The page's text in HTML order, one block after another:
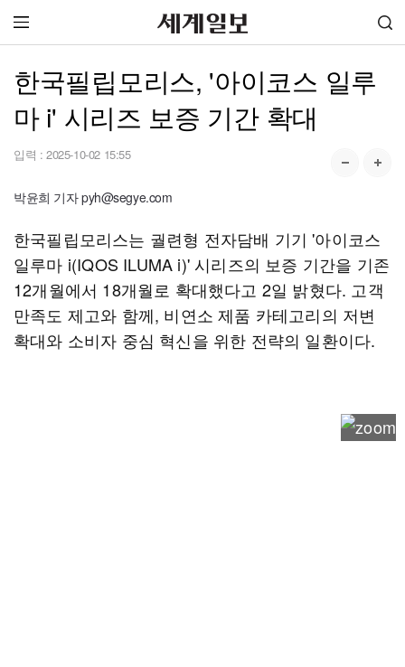
한국필립모리스, '아이코스 일루
마 i' 시리즈 보증 기간 확대
입력 : 2025-10-02 15:55
박윤희 기자 pyh@segye.com
한국필립모리스는 궐련형 전자담배 기기 '아이코스
일루마 i(IQOS ILUMA i)' 시리즈의 보증 기간을 기존
12개월에서 18개월로 확대했다고 2일 밝혔다. 고객
만족도 제고와 함께, 비연소 제품 카테고리의 저변
확대와 소비자 중심 혁신을 위한 전략의 일환이다.